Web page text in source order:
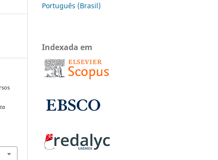
Português (Brasil)
Indexada em